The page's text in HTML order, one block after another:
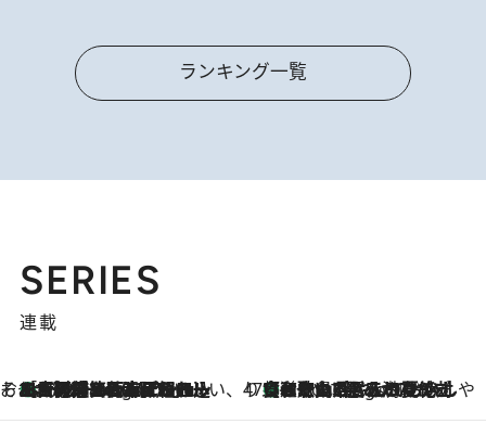
ランキング一覧
SERIES
連載
そおだよおこの関西おいしい、おやつ紀行4 Hours Ago
［大阪府箕面市］一皿一皿目の前で仕上げられる、料理を巧みに組み込んだアシェットデセールコース「ミチル アシェット デセール（Michiru assiette dessert）」 47都道府県の手みやげ ひんやりスイーツで夏を満喫
4 Hours Ago
【和歌山県】この夏絶対食べたい 冷やしておいしいおやつ3選 みかんがごろっと丸ごと入ったジュレ